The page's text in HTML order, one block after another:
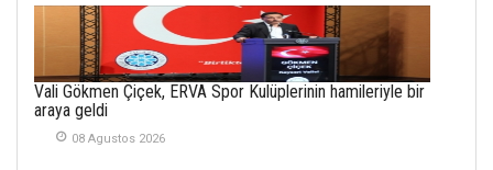
21 Haziran 2026
SEMRA ŞAHİN
KENDİNE UYANMAK
Vali Gökmen Çiçek, ERVA Spor Kulüplerinin hamileriyle bir
araya geldi
08 Agustos 2026